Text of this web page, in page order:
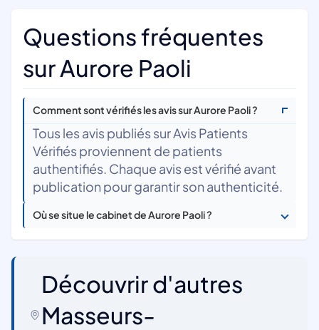
Questions fréquentes
sur Aurore Paoli
Comment sont vérifiés les avis sur Aurore Paoli ?
Tous les avis publiés sur Avis Patients
Vérifiés proviennent de patients
authentifiés. Chaque avis est vérifié avant
publication pour garantir son authenticité.
Où se situe le cabinet de Aurore Paoli ?
Découvrir d'autres
Masseurs-